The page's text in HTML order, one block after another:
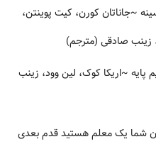
~جاناتان کورن، کیت پوینتن،
زینب صادقی (مترجم)
پایه ~اریکا کوک، لین وود، زینب
شما یک معلم هستید قدم بعدی